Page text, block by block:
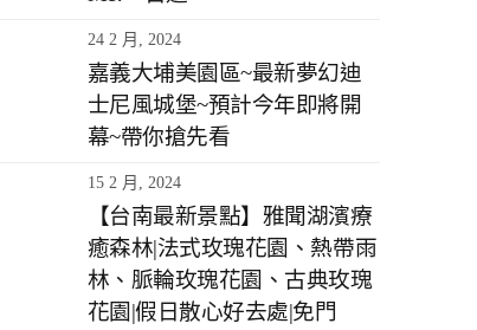
24 2 月, 2024
嘉義大埔美園區~最新夢幻迪
士尼風城堡~預計今年即將開
幕~帶你搶先看
15 2 月, 2024
【台南最新景點】雅聞湖濱療
癒森林|法式玫瑰花園、熱帶雨
林、脈輪玫瑰花園、古典玫瑰
花園|假日散心好去處|免門